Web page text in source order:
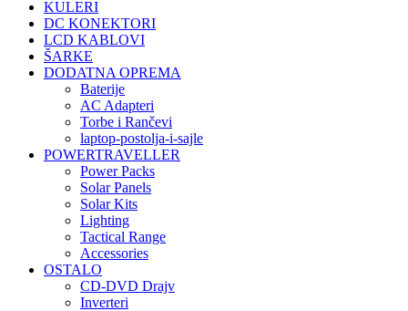
KULERI
DC KONEKTORI
LCD KABLOVI
ŠARKE
DODATNA OPREMA
Baterije
AC Adapteri
Torbe i Rančevi
laptop-postolja-i-sajle
POWERTRAVELLER
Power Packs
Solar Panels
Solar Kits
Lighting
Tactical Range
Accessories
OSTALO
CD-DVD Drajv
Inverteri